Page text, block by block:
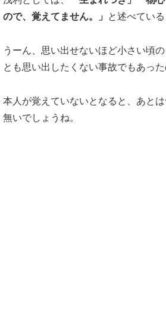
ので、覚えてません。」
と述べている
うーん、思い出せないほど小さい頃
とも思い出したくない事故でもあった
本人が覚えていないとなると、あと
無いでしょうね。